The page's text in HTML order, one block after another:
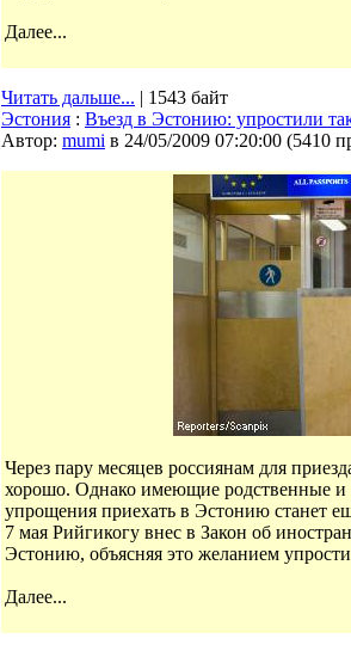
Далее...
Читать дальше... | 1543 байт
Эстония : Въезд в Эстонию: упростили
Автор: mumi в 24/05/2009 07:20:00 (5410
Через пару месяцев россиянам для
хорошо. Однако имеющие родственные и
упрощения приехать в Эстонию станет
7 мая Рийгикогу внес в Закон об
Эстонию, объясняя это желанием
Далее...